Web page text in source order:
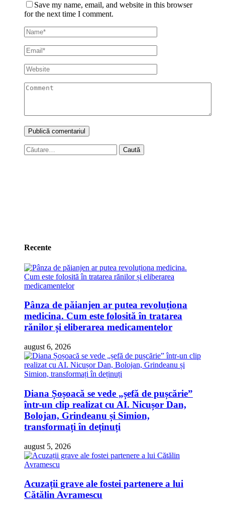
Save my name, email, and website in this browser
for the next time I comment.
Caută
după:
Recente
Pânza de păianjen ar putea revoluționa
medicina. Cum este folosită în tratarea
rănilor și eliberarea medicamentelor
august 6, 2026
Diana Șoșoacă se vede „șefă de pușcărie”
într-un clip realizat cu AI. Nicușor Dan,
Bolojan, Grindeanu și Simion,
transformați în deținuți
august 5, 2026
Acuzații grave ale fostei partenere a lui
Cătălin Avramescu